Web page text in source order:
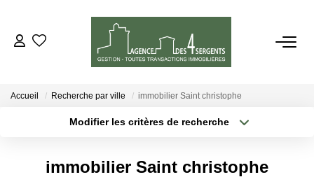
VENTES
Accueil Recherche par ville immobilier Saint christophe
Modifier les critères de recherche
Type de bien
immobilier Saint christophe